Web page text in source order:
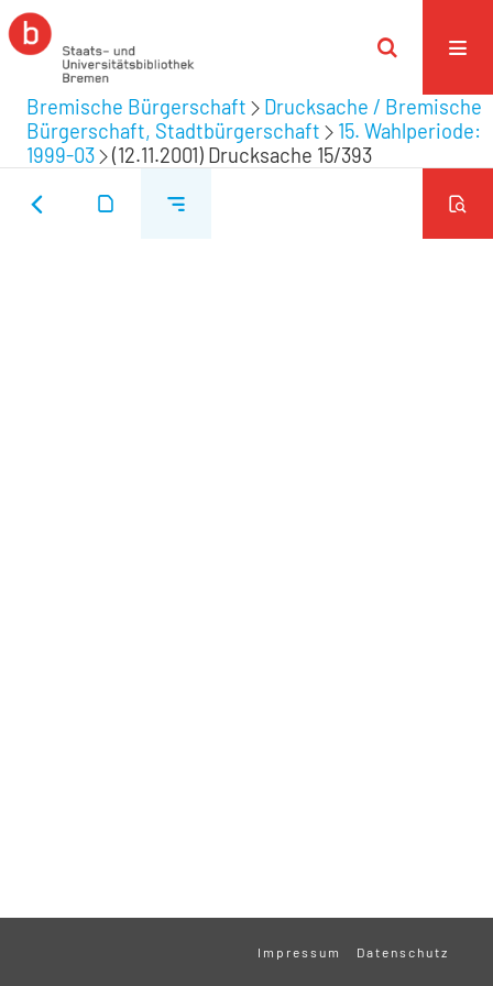
Bremische Bürgerschaft
Drucksache / Bremische
Bürgerschaft, Stadtbürgerschaft
15. Wahlperiode:
1999-03
(12.11.2001) Drucksache 15/393
Impressum Datenschutz